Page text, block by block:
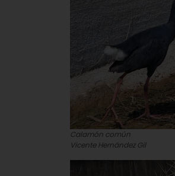
Calamón común
Vicente Hernández Gil